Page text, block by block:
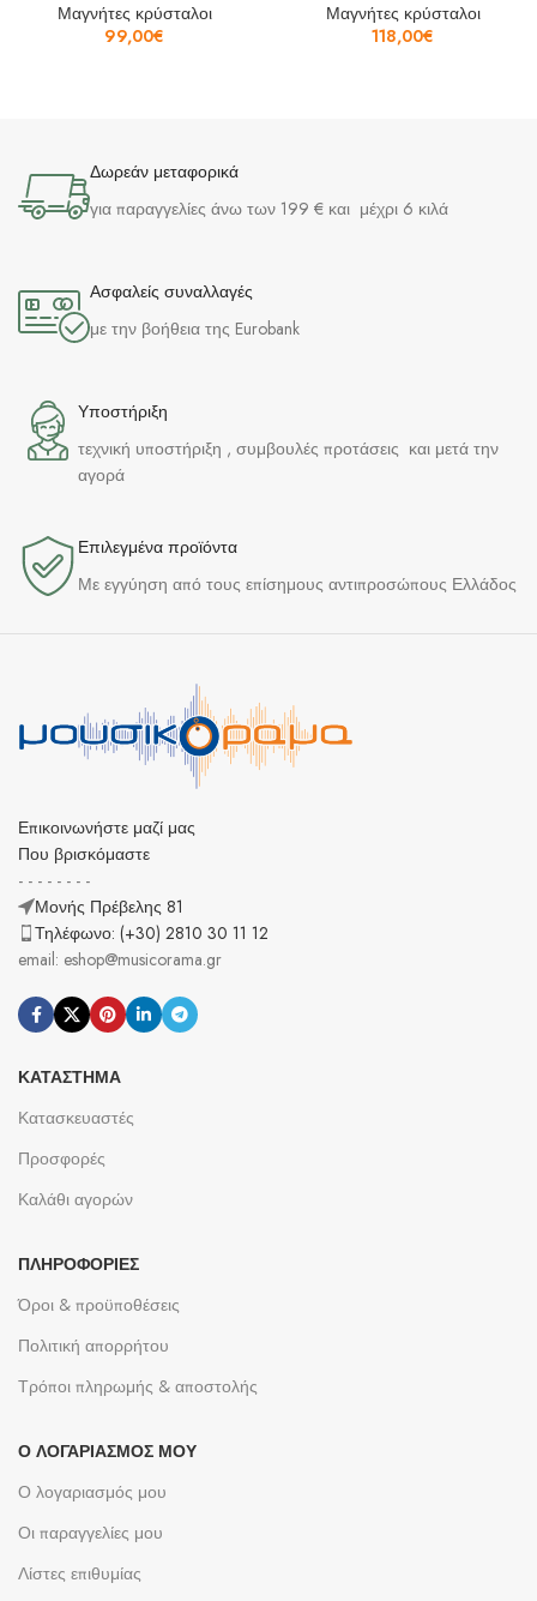
Μαγνήτες κρύσταλοι
99,00€
Μαγνήτες κρύσταλοι
118,00€
Δωρεάν μεταφορικά
για παραγγελίες άνω των 199 € και μέχρι 6 κιλά
Ασφαλείς συναλλαγές
με την βοήθεια της Eurobank
Υποστήριξη
τεχνική υποστήριξη , συμβουλές προτάσεις και μετά την
αγορά
Επιλεγμένα προϊόντα​
Με εγγύηση από τους επίσημους αντιπροσώπους Ελλάδος
Επικοινωνήστε μαζί μας
Που βρισκόμαστε
- - - - - - - -
Μονής Πρέβελης 81
Τηλέφωνο: (+30) 2810 30 11 12
email: eshop@musicorama.gr
ΚΑΤΆΣΤΗΜΑ
Κατασκευαστές
Προσφορές
Καλάθι αγορών
ΠΛΗΡΟΦΟΡΊΕΣ
Όροι & προϋποθέσεις
Πολιτική απορρήτου
Τρόποι πληρωμής & αποστολής
Ο ΛΟΓΑΡΙΑΣΜΌΣ ΜΟΥ
Ο λογαριασμός μου
Οι παραγγελίες μου
Λίστες επιθυμίας